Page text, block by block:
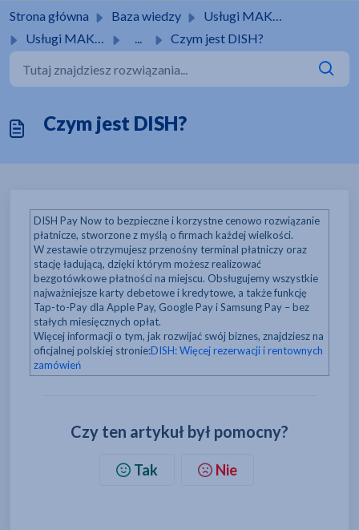
Strona główna Baza wiedzy
Usługi MAKRO
Usługi MAKRO
... Czym jest DISH?
Czym jest DISH?
DISH Pay Now to bezpieczne i korzystne cenowo rozwiązanie
płatnicze, stworzone z myślą o firmach każdej wielkości.
W zestawie otrzymujesz przenośny terminal płatniczy oraz
stację ładującą, dzięki którym możesz realizować
bezgotówkowe płatności na miejscu. Obsługujemy wszystkie
najważniejsze karty debetowe i kredytowe, a także funkcję
Tap-to-Pay dla Apple Pay, Google Pay i Samsung Pay – bez
stałych miesięcznych opłat.
Więcej informacji o tym, jak rozwijać swój biznes, znajdziesz na
oficjalnej polskiej stronie:DISH: Więcej rezerwacji i rentownych
zamówień
Czy ten artykuł był pomocny?
Tak Nie